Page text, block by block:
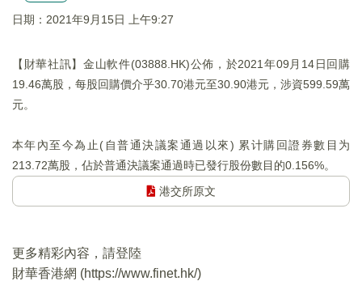
日期：2021年9月15日 上午9:27
【財華社訊】金山軟件(03888.HK)公佈，於2021年09月14日回購
19.46萬股，每股回購價介乎30.70港元至30.90港元，涉資599.59萬
元。
本年內至今為止(自普通決議案通過以來) 累计購回證券數目为
213.72萬股，佔於普通決議案通過時已發行股份數目的0.156%。
港交所原文
更多精彩內容，請登陸
財華香港網 (https://www.finet.hk/)